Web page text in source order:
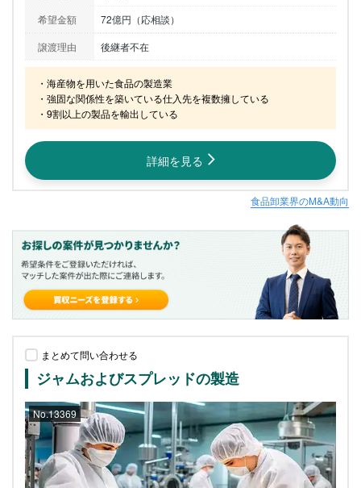
希望金額
72億円（応相談）
譲渡理由
後継者不在
・海産物を用いた食品の製造業
・強固な関係性を築いている仕入先を複数擁している
・9割以上の製品を輸出している
詳細を見る
食品卸業界のM&A動向
まとめて問い合わせる
ジャムおよびスプレッドの製造
No.13369